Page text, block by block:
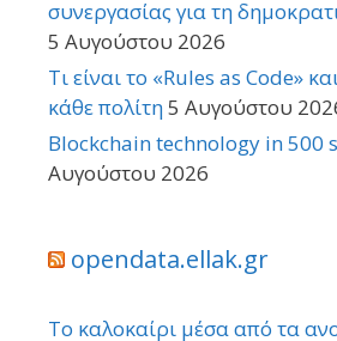
συνεργασίας για τη
5 Αυγούστου 2026
Τι είναι το «Rules as Code»
κάθε πολίτη5 Αυγούστου
Blockchain technology in 500
Αυγούστου 2026
opendata.ellak.gr
Το καλοκαίρι μέσα από τα